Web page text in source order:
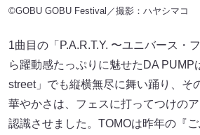
©GOBU GOBU Festival／撮影：ハヤシマコ
1曲目の「P.A.R.T.Y. 〜ユニバース・
ら躍動感たっぷりに魅せたDA PUMP
street」でも縦横無尽に舞い踊り、そ
華やかさは、フェスに打ってつけの
認識させました。TOMOは昨年の『